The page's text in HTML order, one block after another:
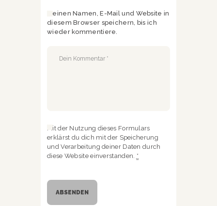
Meinen Namen, E-Mail und Website in
diesem Browser speichern, bis ich
wieder kommentiere.
Mit der Nutzung dieses Formulars
erklärst du dich mit der Speicherung
und Verarbeitung deiner Daten durch
diese Website einverstanden. *